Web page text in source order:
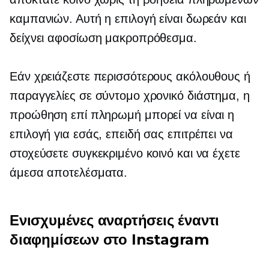
καμπανιών. Αυτή η επιλογή είναι δωρεάν και
δείχνει αφοσίωση μακροπρόθεσμα.
Εάν χρειάζεστε περισσότερους ακόλουθους ή
παραγγελίες σε σύντομο χρονικό διάστημα, η
προώθηση επί πληρωμή μπορεί να είναι η
επιλογή για εσάς, επειδή σας επιτρέπει να
στοχεύσετε συγκεκριμένο κοινό και να έχετε
άμεσα αποτελέσματα.
Ενισχυμένες αναρτήσεις έναντι
διαφημίσεων στο Instagram